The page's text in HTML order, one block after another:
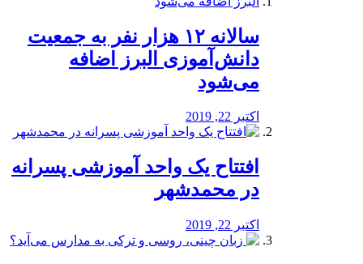
️سالانه ۱۲ هزار نفر به جمعیت
دانش‌آموزی البرز اضافه
می‌شود
اکتبر 22, 2019
افتتاح یک واحد آموزشی پسرانه
در محمدشهر
اکتبر 22, 2019